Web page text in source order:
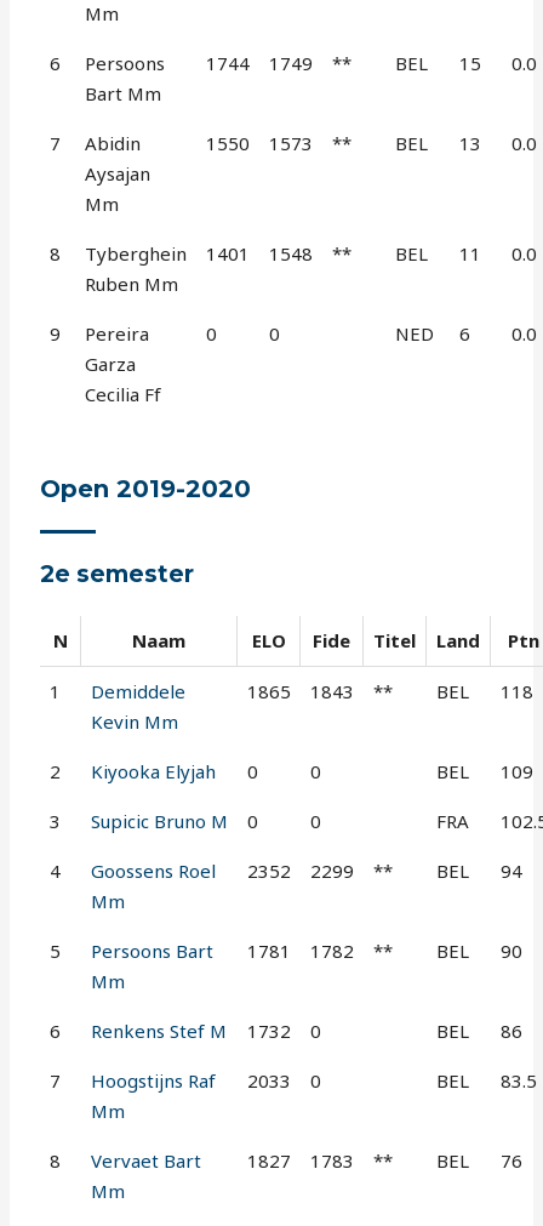
Mm
6
Persoons
Bart Mm
1744 1749 ** BEL 15 0.0
7
Abidin
Aysajan
Mm
1550 1573 ** BEL 13 0.0
8
Tyberghein
Ruben Mm
1401 1548 ** BEL 11 0.0
9
Pereira
Garza
Cecilia Ff
0 0 NED 6 0.0
Open 2019-2020
2e semester
N Naam ELO Fide Titel Land Ptn
1
Demiddele
Kevin Mm
1865 1843 ** BEL 118
2 Kiyooka Elyjah 0 0 BEL 109
3 Supicic Bruno M 0 0 FRA
4
Goossens Roel
Mm
2352 2299 ** BEL 94
5
Persoons Bart
Mm
1781 1782 ** BEL 90
6 Renkens Stef M 1732 0 BEL 86
7
Hoogstijns Raf
Mm
2033 0 BEL 83.5
8
Vervaet Bart
Mm
1827 1783 ** BEL 76